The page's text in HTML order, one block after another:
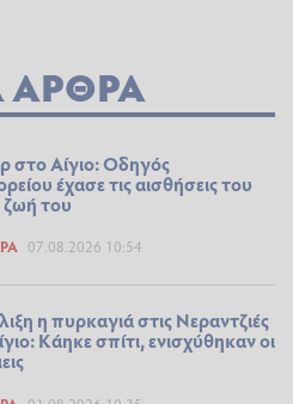
ΆΡΘΡΑ
στο Αίγιο: Οδηγός
έχασε τις αισθήσεις του
ζωή του
07.08.2026 10:54
η πυρκαγιά στις Νεραντζιές
Κάηκε σπίτι, ενισχύθηκαν οι